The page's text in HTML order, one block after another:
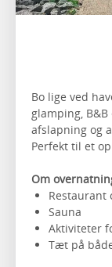
Bo lige ved
glamping,
afslapning og
Perfekt til et
Om
Restaurant
Sauna
Aktiviteter
Tæt på